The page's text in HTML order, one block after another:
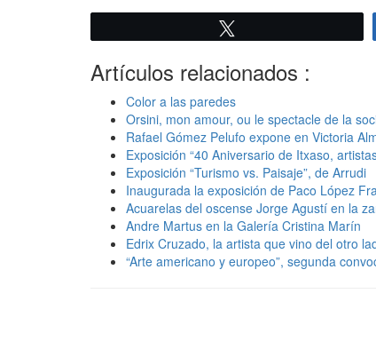
Artículos relacionados :
Color a las paredes
Orsini, mon amour, ou le spectacle de la
Rafael Gómez Pelufo expone en Victoria
Exposición “40 Aniversario de Itxaso,
Exposición “Turismo vs. Paisaje”, de Arrudi
Inaugurada la exposición de Paco López
Acuarelas del oscense Jorge Agustí en la
Andre Martus en la Galería Cristina Marín
Edrix Cruzado, la artista que vino del otro
“Arte americano y europeo”, segunda